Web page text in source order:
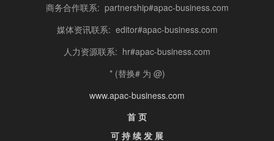
商务合作联系: partnership#apac-business.com
媒体资讯联系: editor#apac-business.com
人力资源联系: hr#apac-business.com
* (替换# 为 @)
www.apac-business.com
首 页
可 持 续 发 展